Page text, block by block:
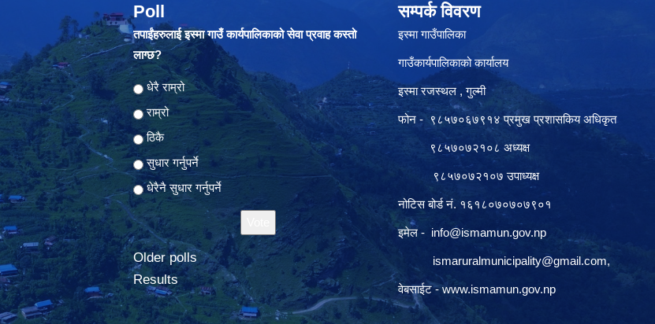
Poll
तपाईंहरुलाई इस्मा गाउँ कार्यपालिकाको सेवा प्रवाह कस्तो
लाग्छ?
Choices
धेरै राम्रो
राम्रो
ठिकै
सुधार गर्नुपर्ने
धेरैनै सुधार गर्नुपर्ने
Older polls
Results
सम्पर्क विवरण
इस्मा गाउँपालिका
गाउँकार्यपालिकाको कार्यालय
इस्मा रजस्थल , गुल्मी
फोन - ९८५७०६७९१४ प्रमुख प्रशासकिय अधिकृत
९८५७०७२१०८ अध्यक्ष
९८५७०७२१०७ उपाध्यक्ष
नोटिस बोर्ड नं. १६१८०७०७०७९०१
इमेल - info@ismamun.gov.np
ismaruralmunicipality@gmail.com,
वेबसाईट -www.ismamun.gov.np